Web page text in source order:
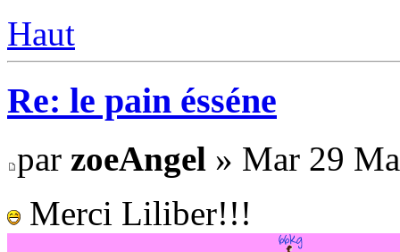
Haut
Re: le pain ésséne
par zoeAngel » Mar 29
Merci Liliber!!!